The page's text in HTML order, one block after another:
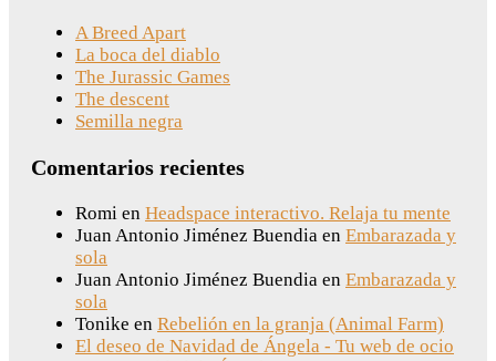
A Breed Apart
La boca del diablo
The Jurassic Games
The descent
Semilla negra
Comentarios recientes
Romi en Headspace interactivo. Relaja tu mente
Juan Antonio Jiménez Buendia en Embarazada y
sola
Juan Antonio Jiménez Buendia en Embarazada y
sola
Tonike en Rebelión en la granja (Animal Farm)
El deseo de Navidad de Ángela - Tu web de ocio